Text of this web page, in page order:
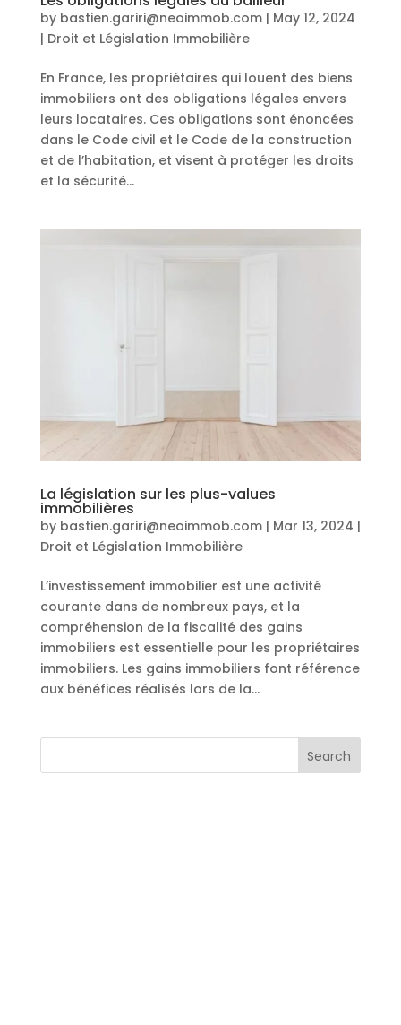
by bastien.gariri@neoimmob.com| May 12, 2024
| Droit et Législation Immobilière
En France, les propriétaires qui louent des biens
immobiliers ont des obligations légales envers
leurs locataires. Ces obligations sont énoncées
dans le Code civil et le Code de la construction
et de l’habitation, et visent à protéger les droits
et la sécurité...
La législation sur les plus-values
immobilières
by bastien.gariri@neoimmob.com| Mar 13, 2024 |
Droit et Législation Immobilière
L’investissement immobilier est une activité
courante dans de nombreux pays, et la
compréhension de la fiscalité des gains
immobiliers est essentielle pour les propriétaires
immobiliers. Les gains immobiliers font référence
aux bénéfices réalisés lors de la...
Search